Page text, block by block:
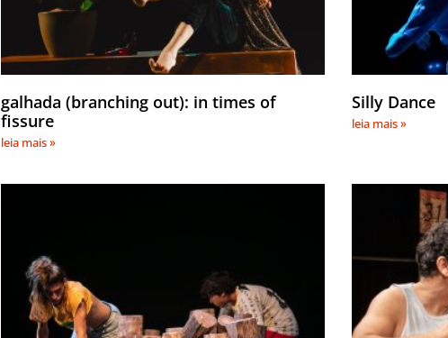
galhada (branching out): in times of
fissure
leia mais »
Silly Dance
leia mais »